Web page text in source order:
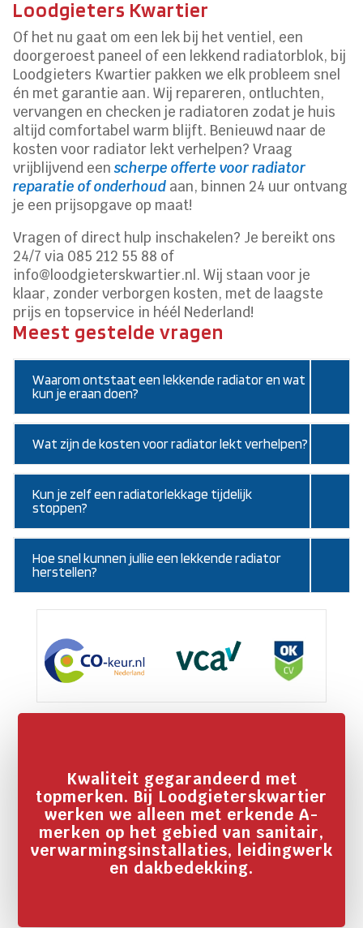
Loodgieters Kwartier
Of het nu gaat om een lek bij het ventiel, een
doorgeroest paneel of een lekkend radiatorblok, bij
Loodgieters Kwartier pakken we elk probleem snel
én met garantie aan. Wij repareren, ontluchten,
vervangen en checken je radiatoren zodat je huis
altijd comfortabel warm blijft. Benieuwd naar de
kosten voor radiator lekt verhelpen? Vraag
vrijblijvend eenscherpe offerte voor radiator
reparatie of onderhoud aan, binnen 24 uur ontvang
je een prijsopgave op maat!
Vragen of direct hulp inschakelen? Je bereikt ons
24/7 via 085 212 55 88 of
info@loodgieterskwartier.nl. Wij staan voor je
klaar, zonder verborgen kosten, met de laagste
prijs en topservice in héél Nederland!
Meest gestelde vragen
Waarom ontstaat een lekkende radiator en wat
kun je eraan doen?
Wat zijn de kosten voor radiator lekt verhelpen?
Kun je zelf een radiatorlekkage tijdelijk
stoppen?
Hoe snel kunnen jullie een lekkende radiator
herstellen?
Kwaliteit gegarandeerd met
topmerken. Bij Loodgieterskwartier
werken we alleen met erkende A-
merken op het gebied van sanitair,
verwarmingsinstallaties, leidingwerk
en dakbedekking.